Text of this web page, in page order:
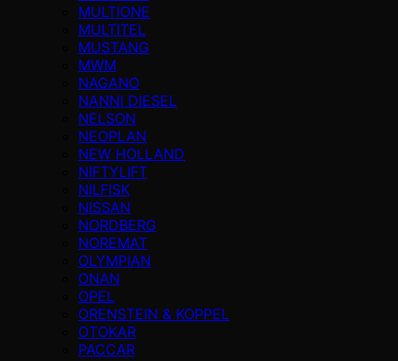
MULTIONE
MULTITEL
MUSTANG
MWM
NAGANO
NANNI DIESEL
NELSON
NEOPLAN
NEW HOLLAND
NIFTYLIFT
NILFISK
NISSAN
NORDBERG
NOREMAT
OLYMPIAN
ONAN
OPEL
ORENSTEIN & KOPPEL
OTOKAR
PACCAR